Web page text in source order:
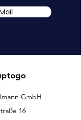
GmbH
16